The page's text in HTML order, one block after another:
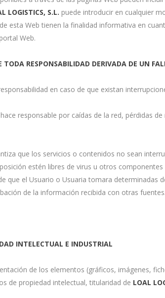
LOGISTICS, S.L. puede introducir en cualquier
esta Web tienen la finalidad informativa en
Web.
TODA RESPONSABILIDAD DERIVADA DE UN
en caso de que existan
responsable por caídas de la red, pérdidas
que los servicios o contenidos no sean
estén libres de virus u otros
que el Usuario o Usuaria tomara
de la información recibida con otras fuentes.
INTELECTUAL E INDUSTRIAL
de los elementos (gráficos, imágenes,
de propiedad intelectual, titularidad de LOAL